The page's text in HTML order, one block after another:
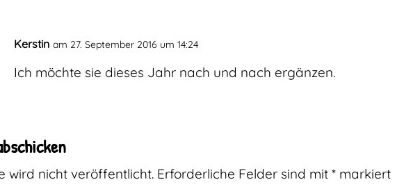
Kerstin am 27. September 2016 um 14:24
Ich möchte sie dieses Jahr nach und nach ergänzen.
wird nicht veröffentlicht. Erforderliche Felder sind mit* markiert